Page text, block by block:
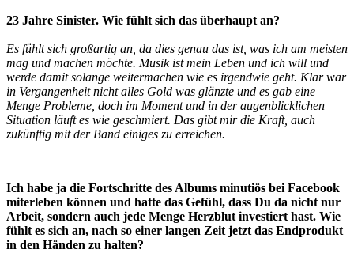
23 Jahre Sinister. Wie fühlt sich das überhaupt an?
Es fühlt sich großartig an, da dies genau das ist, was ich am meisten
mag und machen möchte. Musik ist mein Leben und ich will und
werde damit solange weitermachen wie es irgendwie geht. Klar war
in Vergangenheit nicht alles Gold was glänzte und es gab eine
Menge Probleme, doch im Moment und in der augenblicklichen
Situation läuft es wie geschmiert. Das gibt mir die Kraft, auch
zukünftig mit der Band einiges zu erreichen.
Ich habe ja die Fortschritte des Albums minutiös bei Facebook
miterleben können und hatte das Gefühl, dass Du da nicht nur
Arbeit, sondern auch jede Menge Herzblut investiert hast. Wie
fühlt es sich an, nach so einer langen Zeit jetzt das Endprodukt
in den Händen zu halten?